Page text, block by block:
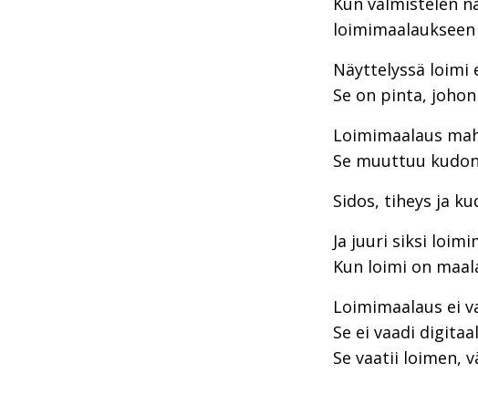
Näyttelyssä loimi
Se on pinta,
Loimimaalaus
Se muuttuu
Sidos, tiheys ja
Ja juuri siksi
Kun loimi on
Loimimaalaus ei
Se ei vaadi
Se vaatii loimen,